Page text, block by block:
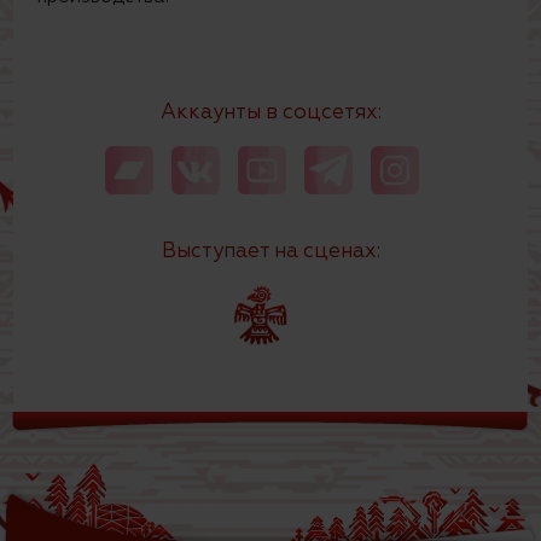
Аккаунты в соцсетях:
Выступает на сценах: